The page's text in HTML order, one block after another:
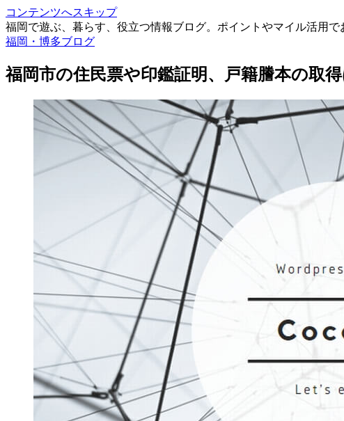
コンテンツへスキップ
福岡で遊ぶ、暮らす、役立つ情報ブログ。ポイントやマイル活用で
福岡・博多ブログ
福岡市の住民票や印鑑証明、戸籍謄本の取